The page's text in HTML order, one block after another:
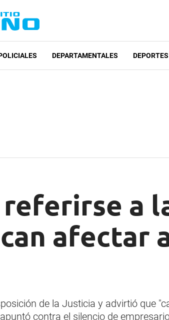
DEPARTAMENTALES DEPORTES
a
afectar
de la Justicia y advirtió que
contra el silencio de